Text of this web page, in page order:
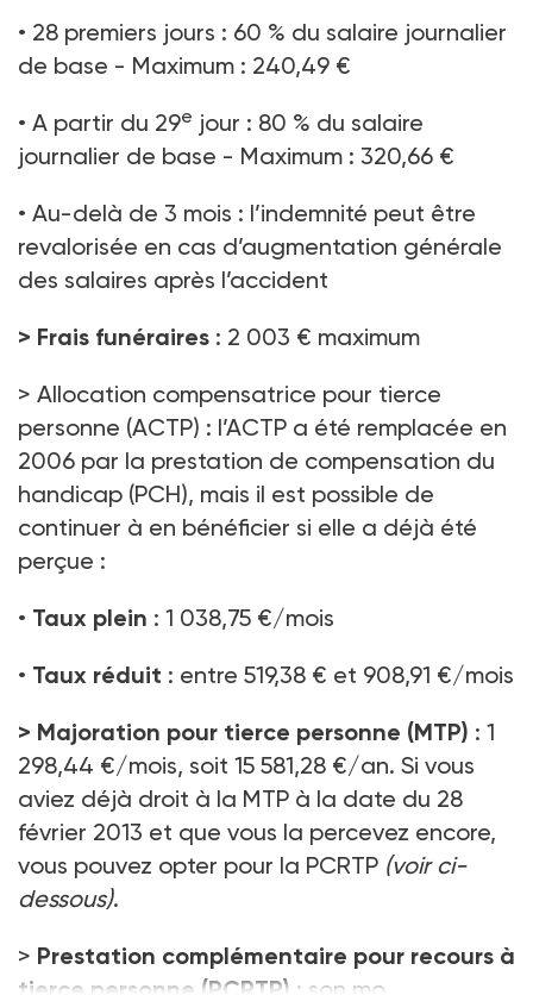
• 28 premiers jours : 60 % du salaire journalier
de base - Maximum : 240,49 €
• A partir du 29e jour : 80 % du salaire
journalier de base - Maximum : 320,66 €
• Au-delà de 3 mois : l’indemnité peut être
revalorisée en cas d’augmentation générale
des salaires après l’accident
> Frais funéraires : 2 003 € maximum
> Allocation compensatrice pour tierce
personne (ACTP) : l’ACTP a été remplacée en
2006 par la prestation de compensation du
handicap (PCH), mais il est possible de
continuer à en bénéficier si elle a déjà été
perçue :
• Taux plein : 1 038,75 €/mois
• Taux réduit : entre 519,38 € et 908,91 €/mois
> Majoration pour tierce personne (MTP) : 1
298,44 €/mois, soit 15 581,28 €/an. Si vous
aviez déjà droit à la MTP à la date du 28
février 2013 et que vous la percevez encore,
vous pouvez opter pour la PCRTP (voir ci-
dessous).
> Prestation complémentaire pour recours à